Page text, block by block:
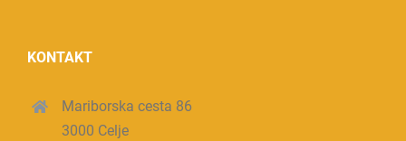
KONTAKT
Mariborska cesta 86
3000 Celje